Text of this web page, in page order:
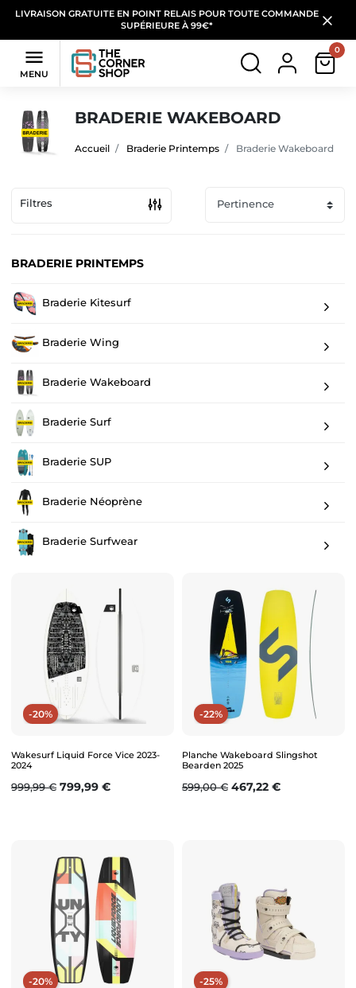
LIVRAISON GRATUITE EN POINT RELAIS POUR TOUTE COMMANDE
SUPÉRIEURE À 99€*

MENU
0
BRADERIE WAKEBOARD
Accueil Braderie Printemps Braderie Wakeboard
Filtres
BRADERIE PRINTEMPS
Braderie Kitesurf
Braderie Wing
Braderie Wakeboard
Braderie Surf
Braderie SUP
Braderie Néoprène
Braderie Surfwear
-20%
Wakesurf Liquid Force Vice 2023-
2024
Prix de base
999,99 € Prix
799,99 €
-22%
Planche Wakeboard Slingshot
Bearden 2025
Prix de base
599,00 € Prix
467,22 €
-20% -25%